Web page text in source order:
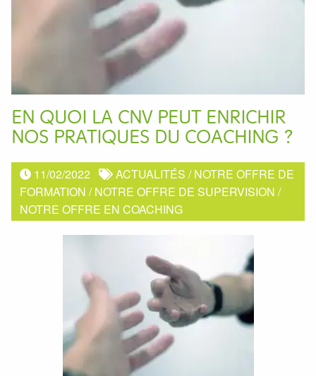
EN QUOI LA CNV PEUT ENRICHIR
NOS PRATIQUES DU COACHING ?
11/02/2022 ACTUALITÉS /NOTRE OFFRE DE
FORMATION /NOTRE OFFRE DE SUPERVISION /
NOTRE OFFRE EN COACHING